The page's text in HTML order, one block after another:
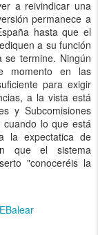
a reivindicar una
permanece a
hasta que el
a su función
se termine. Ningún
momento en las
para exigir
a la vista está
y Subcomisiones
cuando lo que está
la expectatica de
que el sistema
"conoceréis la